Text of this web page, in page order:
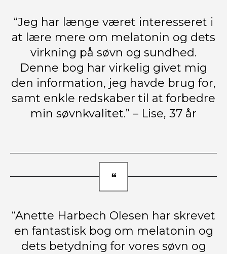
“Jeg har længe været interesseret i
at lære mere om melatonin og dets
virkning på søvn og sundhed.
Denne bog har virkelig givet mig
den information, jeg havde brug for,
samt enkle redskaber til at forbedre
min søvnkvalitet.” – Lise, 37 år
“Anette Harbech Olesen har skrevet
en fantastisk bog om melatonin og
dets betydning for vores søvn og